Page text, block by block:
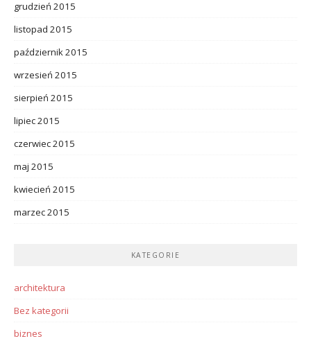
grudzień 2015
listopad 2015
październik 2015
wrzesień 2015
sierpień 2015
lipiec 2015
czerwiec 2015
maj 2015
kwiecień 2015
marzec 2015
KATEGORIE
architektura
Bez kategorii
biznes